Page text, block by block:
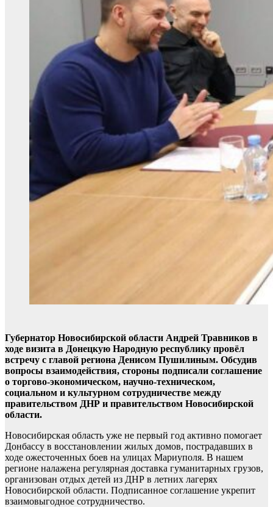
Губернатор Новосибирской области Андрей Травников в
ходе визита в Донецкую Народную республику провёл
встречу с главой региона Денисом Пушилиным. Обсудив
вопросы взаимодействия, стороны подписали соглашение
о торгово-экономическом, научно-техническом,
социальном и культурном сотрудничестве между
правительством ДНР и правительством Новосибирской
области.
Новосибирская область уже не первый год активно помогает
Донбассу в восстановлении жилых домов, пострадавших в
ходе ожесточенных боев на улицах Мариуполя. В нашем
регионе налажена регулярная доставка гуманитарных грузов,
организован отдых детей из ДНР в летних лагерях
Новосибирской области. Подписанное соглашение укрепит
взаимовыгодное сотрудничество.